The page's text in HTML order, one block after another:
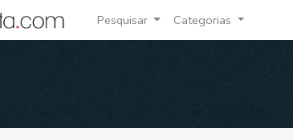
Pesquisar Categorias